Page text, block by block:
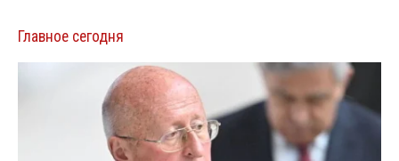
Главное сегодня